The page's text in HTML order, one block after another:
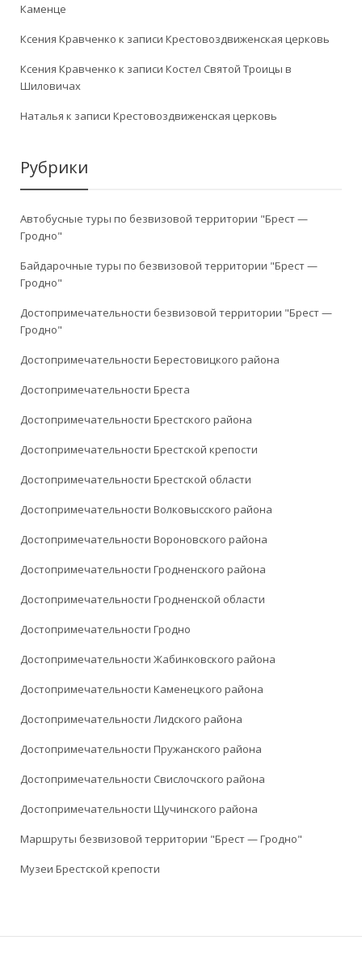
Каменце
Ксения Кравченко к записи Крестовоздвиженская церковь
Ксения Кравченко к записи Костел Святой Троицы в
Шиловичах
Наталья к записи Крестовоздвиженская церковь
Рубрики
Автобусные туры по безвизовой территории "Брест —
Гродно"
Байдарочные туры по безвизовой территории "Брест —
Гродно"
Достопримечательности безвизовой территории "Брест —
Гродно"
Достопримечательности Берестовицкого района
Достопримечательности Бреста
Достопримечательности Брестского района
Достопримечательности Брестской крепости
Достопримечательности Брестской области
Достопримечательности Волковысского района
Достопримечательности Вороновского района
Достопримечательности Гродненского района
Достопримечательности Гродненской области
Достопримечательности Гродно
Достопримечательности Жабинковского района
Достопримечательности Каменецкого района
Достопримечательности Лидского района
Достопримечательности Пружанского района
Достопримечательности Свислочского района
Достопримечательности Щучинского района
Маршруты безвизовой территории "Брест — Гродно"
Музеи Брестской крепости